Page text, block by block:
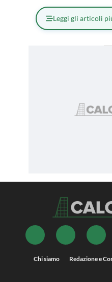
Leggi gli articoli
Chi siamo Redazione e